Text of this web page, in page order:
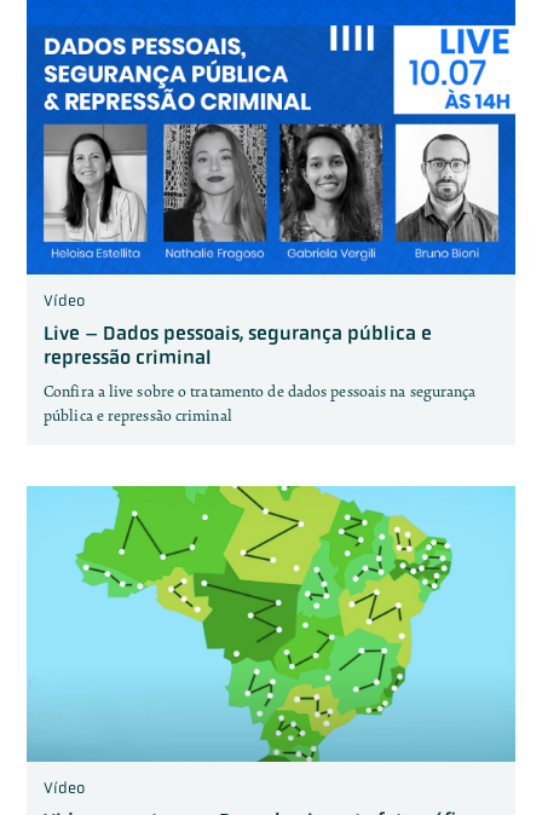
Vídeo
Live – Dados pessoais, segurança pública e
repressão criminal
Confira a live sobre o tratamento de dados pessoais na segurança
pública e repressão criminal
Vídeo